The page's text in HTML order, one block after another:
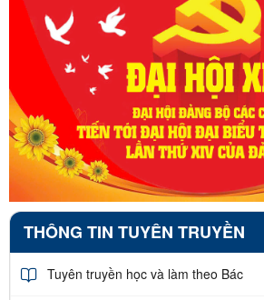
THÔNG TIN TUYÊN TRUYỀN
Tuyên truyền học và làm theo Bác